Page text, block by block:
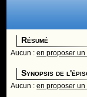
Résumé
Aucun :en proposer un
Synopsis de
Aucun :en proposer un